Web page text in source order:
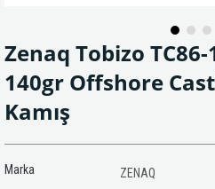
Zenaq Tobizo
140gr Offshore
Kamış
Marka ZENAQ